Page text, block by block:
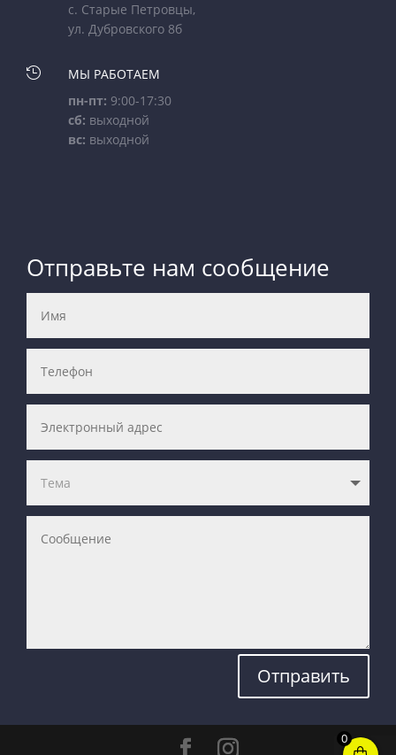
с. Старые Петровцы,
ул. Дубровского 8б

МЫ РАБОТАЕМ
пн-пт: 9:00-17:30
сб: выходной
вс: выходной
Отправьте нам сообщение
Отправить
0